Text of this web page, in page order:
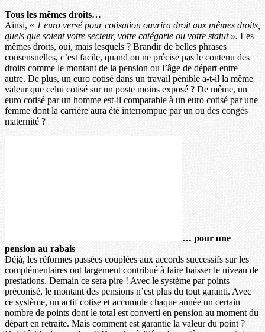
Tous les mêmes droits…
Ainsi, « 1 euro versé pour cotisation ouvrira droit aux mêmes droits,
quels que soient votre secteur, votre catégorie ou votre statut ». Les
mêmes droits, oui, mais lesquels ? Brandir de belles phrases
consensuelles, c’est facile, quand on ne précise pas le contenu des
droits comme le montant de la pension ou l’âge de départ entre
autre. De plus, un euro cotisé dans un travail pénible a-t-il la même
valeur que celui cotisé sur un poste moins exposé ? De même, un
euro cotisé par un homme est-il comparable à un euro cotisé par une
femme dont la carrière aura été interrompue par un ou des congés
maternité ?
… pour une
pension au rabais
Déjà, les réformes passées couplées aux accords successifs sur les
complémentaires ont largement contribué à faire baisser le niveau de
prestations. Demain ce sera pire ! Avec le système par points
préconisé, le montant des pensions n’est plus du tout garanti. Avec
ce système, un actif cotise et accumule chaque année un certain
nombre de points dont le total est converti en pension au moment du
départ en retraite. Mais comment est garantie la valeur du point ?